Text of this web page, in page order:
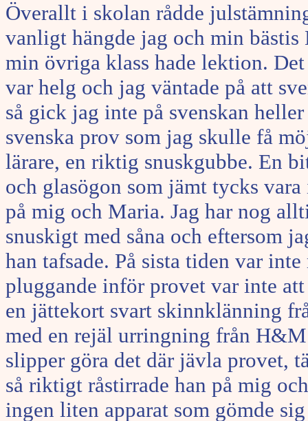
Överallt i skolan rådde
vanligt hängde jag och min bästis
min övriga klass hade lektion.
var helg och jag väntade på att
så gick jag inte på svenskan
svenska prov som jag skulle få
lärare, en riktig snuskgubbe. En
och glasögon som jämt tycks
på mig och Maria. Jag har nog
snuskigt med såna och eftersom
han tafsade. På sista tiden var
pluggande inför provet var inte
en jättekort svart skinnklänning
med en rejäl urringning från
slipper göra det där jävla provet,
så riktigt råstirrade han på mig
ingen liten apparat som gömde